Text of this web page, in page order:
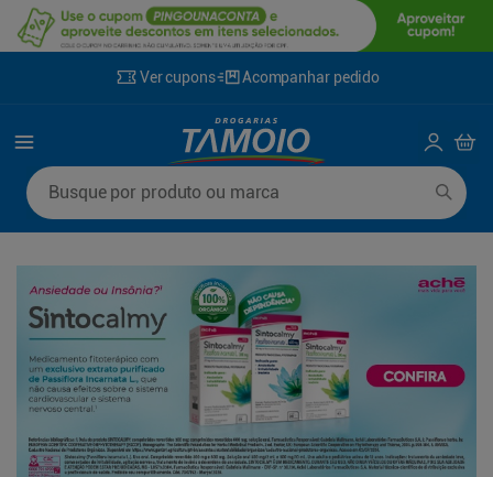
Ver cupons Acompanhar pedido
Busque por produto ou marca
Termos mais buscados
3º
desodorante
4º
sabonete líquido
5º fralda xg
8º
shampoo
9º
fralda xxg
10º sabonete